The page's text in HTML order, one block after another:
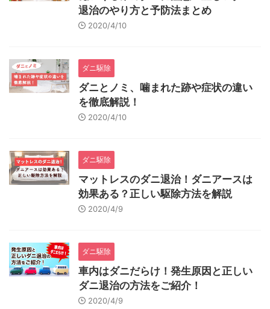
退治のやり方と予防法まとめ
2020/4/10
ダニ駆除
ダニとノミ、噛まれた跡や症状の違い
を徹底解説！
2020/4/10
ダニ駆除
マットレスのダニ退治！ダニアースは
効果ある？正しい駆除方法を解説
2020/4/9
ダニ駆除
車内はダニだらけ！発生原因と正しい
ダニ退治の方法をご紹介！
2020/4/9